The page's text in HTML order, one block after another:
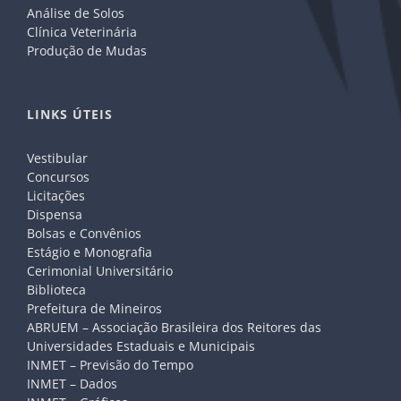
Análise de Solos
Clínica Veterinária
Produção de Mudas
LINKS ÚTEIS
Vestibular
Concursos
Licitações
Dispensa
Bolsas e Convênios
Estágio e Monografia
Cerimonial Universitário
Biblioteca
Prefeitura de Mineiros
ABRUEM – Associação Brasileira dos Reitores das
Universidades Estaduais e Municipais
INMET – Previsão do Tempo
INMET – Dados